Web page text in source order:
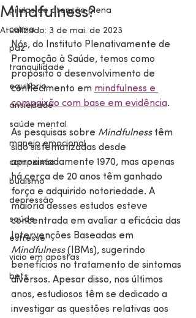
pilulas de atenção plena
calma
paz
tranquilidade
equilíbrio
ansiedade
saúde mental
manejo emocional
compaixão
budismo
depressão
saúde
estresse
vicio em apostas
bets
Mindfulness?
Atualizado: 3 de mai. de 2023
Nós, do Instituto Plenativamente de
Promoção à Saúde, temos como
propósito o desenvolvimento de
conhecimento em mindfulness e
compaixão com base em evidência.
As pesquisas sobre Mindfulness têm
sido sistematizadas desde
aproximadamente 1970, mas apenas
há cerca de 20 anos têm ganhado
força e adquirido notoriedade. A
maioria desses estudos esteve
concentrada em avaliar a eficácia das
Intervenções Baseadas em
Mindfulness (IBMs), sugerindo
benefícios no tratamento de sintomas
diversos. Apesar disso, nos últimos
anos, estudiosos têm se dedicado a
investigar as questões relativas aos